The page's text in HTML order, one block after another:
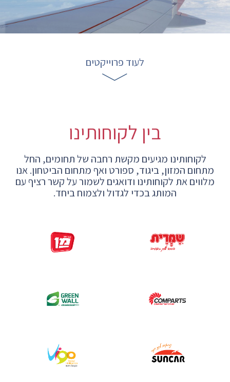
לעוד פרוייקטים
בין לקוחותינו
לקוחותינו מגיעים מקשת רחבה של תחומים, החל
מתחום המזון, ביגוד, ספורט ואף מתחום הביטחון.אנו
מלווים את לקוחותינו ודואגים לשמור על קשר רציף עם
המותג בכדי לגדול ולצמוח ביחד.